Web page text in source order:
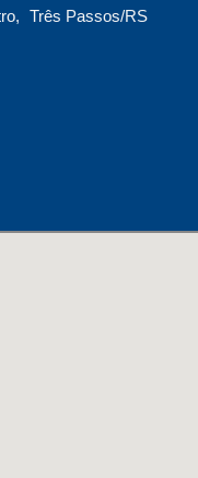
Três Passos/RS